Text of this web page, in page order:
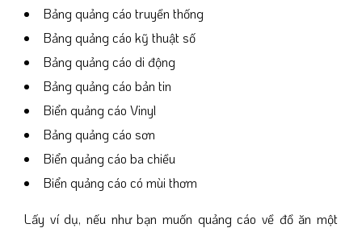
Bảng quảng cáo truyền thống
Bảng quảng cáo kỹ thuật số
Bảng quảng cáo di động
Bảng quảng cáo bản tin
Biển quảng cáo Vinyl
Bảng quảng cáo sơn
Biển quảng cáo ba chiều
Biển quảng cáo có mùi thơm
Lấy ví dụ, nếu như bạn muốn quảng cáo về đồ ăn một